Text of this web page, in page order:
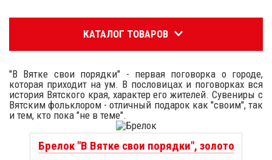
КАТАЛОГ ТОВАРОВ
"В Вятке свои порядки" - первая поговорка о городе,
которая приходит на ум. В пословицах и поговорках вся
история Вятского края, характер его жителей. Сувениры с
Вятским фольклором - отличный подарок как "своим", так
и тем, кто пока "не в теме".
Брелок "В Вятке свои порядки", золото